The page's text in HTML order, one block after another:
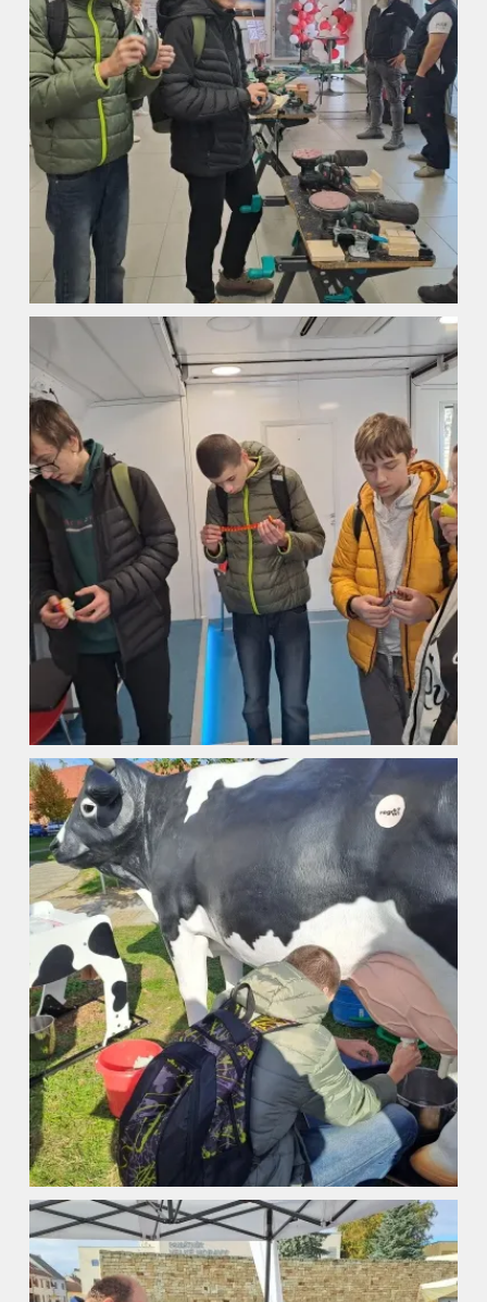
ZŠ a MŠ při nemocnici
Školní družina
Fotogalerie
Kalendář akcí
Aktuality
Kontakty